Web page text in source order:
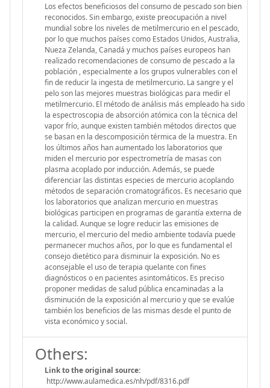
Los efectos beneficiosos del consumo de pescado son bien
reconocidos. Sin embargo, existe preocupación a nivel
mundial sobre los niveles de metilmercurio en el pescado,
por lo que muchos países como Estados Unidos, Australia,
Nueza Zelanda, Canadá y muchos países europeos han
realizado recomendaciones de consumo de pescado a la
población , especialmente a los grupos vulnerables con el
fin de reducir la ingesta de metilmercurio. La sangre y el
pelo son las mejores muestras biológicas para medir el
metilmercurio. El método de análisis más empleado ha sido
la espectroscopia de absorción atómica con la técnica del
vapor frío, aunque existen también métodos directos que
se basan en la descomposición térmica de la muestra. En
los últimos años han aumentado los laboratorios que
miden el mercurio por espectrometría de masas con
plasma acoplado por inducción. Además, se puede
diferenciar las distintas especies de mercurio acoplando
métodos de separación cromatográficos. Es necesario que
los laboratorios que analizan mercurio en muestras
biológicas participen en programas de garantía externa de
la calidad. Aunque se logre reducir las emisiones de
mercurio, el mercurio del medio ambiente todavía puede
permanecer muchos años, por lo que es fundamental el
consejo dietético para disminuir la exposición. No es
aconsejable el uso de terapia quelante con fines
diagnósticos o en pacientes asintomáticos. Es preciso
proponer medidas de salud pública encaminadas a la
disminución de la exposición al mercurio y que se evalúe
también los beneficios de las mismas desde el punto de
vista económico y social.
Others:
Link to the original source:
http://www.aulamedica.es/nh/pdf/8316.pdf